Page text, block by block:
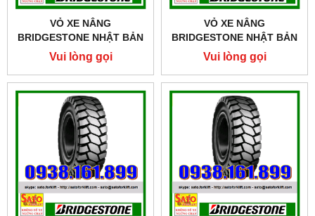
VỎ XE NÂNG
BRIDGESTONE NHẬT BẢN
SIZE 700-12
Vui lòng gọi
VỎ XE NÂNG
BRIDGESTONE NHẬT BẢN
SIZE 600-15
Vui lòng gọi